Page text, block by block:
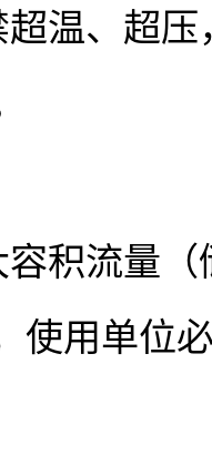
超温、超
积流量
使用单位